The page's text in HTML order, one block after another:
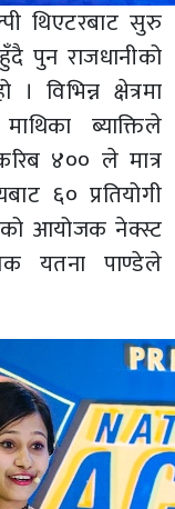
थिएटरबाट सुरु
पुन राजधानीको
क्षेत्रमा
ब्याक्तिले
४०० ले मात्र
६० प्रतियोगी
आयोजक नेक्स्ट
यतना पाण्डेले